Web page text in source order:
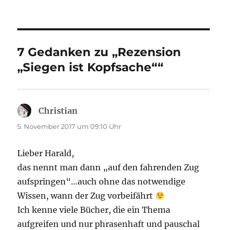
7 Gedanken zu „Rezension
„Siegen ist Kopfsache““
Christian
5. November 2017 um 09:10 Uhr
Lieber Harald,
das nennt man dann „auf den fahrenden Zug
aufspringen“…auch ohne das notwendige
Wissen, wann der Zug vorbeifährt
Ich kenne viele Bücher, die ein Thema
aufgreifen und nur phrasenhaft und pauschal